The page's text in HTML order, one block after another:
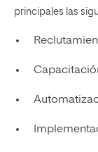
principales las